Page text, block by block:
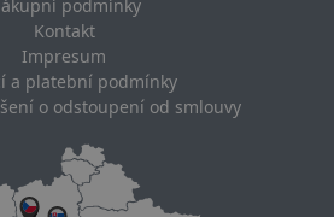
podmínky
Kontakt
Impresum
a platební podmínky
o odstoupení od smlouvy